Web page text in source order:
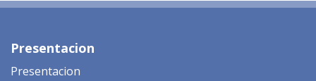
Presentacion
Presentacion